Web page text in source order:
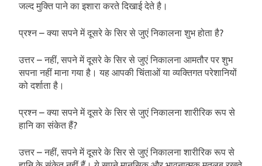
जल्द मुक्ति पाने का इशारा करते दिखाई देते है।
प्रश्न – क्या सपने में दूसरे के सिर से जुएं निकालना शुभ होता है?
उत्तर – नहीं, सपने में दूसरे के सिर से जुएं निकालना आमतौर पर शुभ
सपना नहीं माना गया है। यह आपकी चिंताओं या व्यक्तिगत परेशानियों
को दर्शाता है।
प्रश्न – क्या सपने में दूसरे के सिर से जुएं निकालना शारीरिक रूप से
हानि का संकेत हैं?
उत्तर – नहीं, सपने में दूसरे के सिर से जुएं निकालना शारीरिक रूप से